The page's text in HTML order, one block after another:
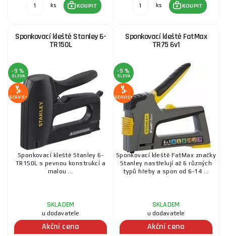
ks KOUPIT ks KOUPIT
Sponkovací kleště Stanley 6-
TR150L
-9 %
SLEVA
SERVIS+
Sponkovací kleště Stanley 6-
TR150L s pevnou konstrukcí a
malou ...
SKLADEM
u dodavatele
Akční cena
Sponkovací kleště FatMax
TR75 6v1
-9 %
SLEVA
SERVIS+
Sponkovací kleště FatMax značky
Stanley nastřelují až 6 různých
typů hřeby a spon od 6-14 ...
SKLADEM
u dodavatele
Akční cena